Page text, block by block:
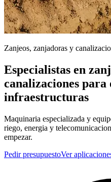
Zanjeos, zanjadoras y
Especialistas en
canalizaciones
infraestructuras
Maquinaria especializada y
riego, energia y
empezar.
Pedir presupuestoVer